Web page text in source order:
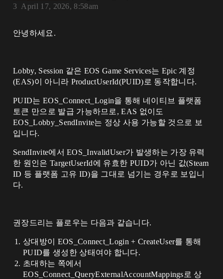
April 17, 2026, 8:58am
3
안녕하세요.
Lobby, Session 같은 EOS Game Services는 Epic 계정
(EAS)이 아니라 ProductUserId(PUID)로 동작합니다.
PUID는 EOS_Connect_Login을 통해 네이티브 플랫폼
토큰 만으로 발급 가능하므로, EAS 없이도
EOS_Lobby_SendInvite는 정상 사용 가능할 것으로 보
입니다.
SendInvite에서 EOS_InvalidUser가 발생하는 가장 유력
한 원인은 TargetUserId에 유효한 PUID가 아닌 값(Steam
ID 등 플랫폼 고유 ID)을 그대로 넘기는 경우로 보입니
다.
권장드리는 플로우는 다음과 같습니다.
상대방이 EOS_Connect_Login + CreateUser를 통해
PUID를 생성한 상태여야 합니다.
초대하는 쪽에서
EOS_Connect_QueryExternalAccountMappings로 상